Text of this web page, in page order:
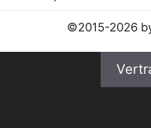
©2015-2026